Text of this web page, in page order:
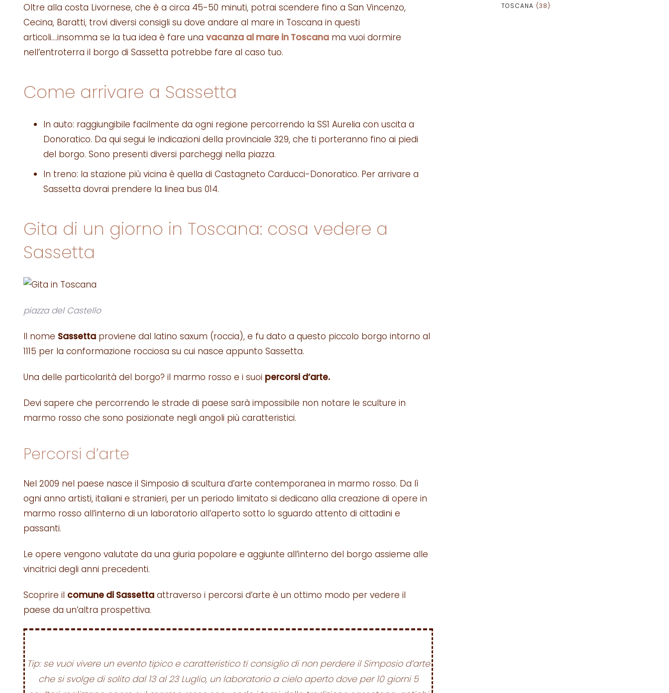
Oltre alla costa Livornese, che è a circa 45-50 minuti, potrai scendere fino a San Vincenzo,
Cecina, Baratti, trovi diversi consigli su dove andare al mare in Toscana in questi
articoli….insomma se la tua idea è fare una vacanza al mare in Toscana ma vuoi dormire
nell’entroterra il borgo di Sassetta potrebbe fare al caso tuo.
Come arrivare a Sassetta
In auto: raggiungibile facilmente da ogni regione percorrendo la SS1 Aurelia con uscita a
Donoratico. Da qui segui le indicazioni della provinciale 329, che ti porteranno fino ai piedi
del borgo. Sono presenti diversi parcheggi nella piazza.
In treno: la stazione più vicina è quella di Castagneto Carducci-Donoratico. Per arrivare a
Sassetta dovrai prendere la linea bus 014.
Gita di un giorno in Toscana: cosa vedere a
Sassetta
piazza del Castello
Il nome Sassetta proviene dal latino saxum (roccia), e fu dato a questo piccolo borgo intorno al
1115 per la conformazione rocciosa su cui nasce appunto Sassetta.
Una delle particolarità del borgo? il marmo rosso e i suoi percorsi d’arte.
Devi sapere che percorrendo le strade di paese sarà impossibile non notare le sculture in
marmo rosso che sono posizionate negli angoli più caratteristici.
Percorsi d’arte
Nel 2009 nel paese nasce il Simposio di scultura d’arte contemporanea in marmo rosso. Da lì
ogni anno artisti, italiani e stranieri, per un periodo limitato si dedicano alla creazione di opere in
marmo rosso all’interno di un laboratorio all’aperto sotto lo sguardo attento di cittadini e
passanti.
Le opere vengono valutate da una giuria popolare e aggiunte all’interno del borgo assieme alle
vincitrici degli anni precedenti.
Scoprire il comune di Sassetta attraverso i percorsi d’arte è un ottimo modo per vedere il
paese da un’altra prospettiva.
Tip: se vuoi vivere un evento tipico e caratteristico ti consiglio di non perdere il Simposio d’arte
che si svolge di solito dal 13 al 23 Luglio, un laboratorio a cielo aperto dove per 10 giorni 5
TOSCANA (38)